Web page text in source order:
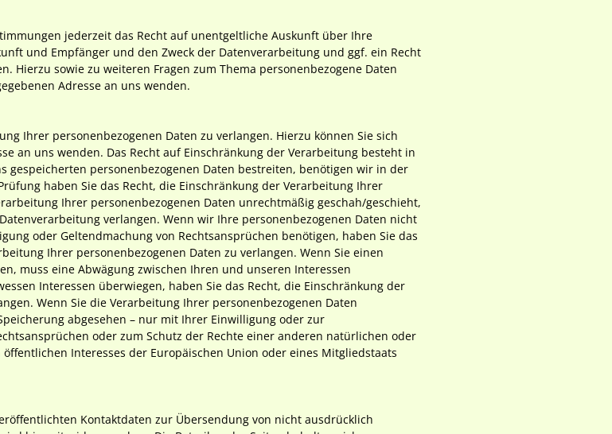
jederzeit das Recht auf unentgeltliche Auskunft über Ihre
und Empfänger und den Zweck der Datenverarbeitung und ggf. ein Recht
Hierzu sowie zu weiteren Fragen zum Thema personenbezogene Daten
Adresse an uns wenden.
Ihrer personenbezogenen Daten zu verlangen. Hierzu können Sie sich
an uns wenden. Das Recht auf Einschränkung der Verarbeitung besteht in
gespeicherten personenbezogenen Daten bestreiten, benötigen wir in der
haben Sie das Recht, die Einschränkung der Verarbeitung Ihrer
Ihrer personenbezogenen Daten unrechtmäßig geschah/geschieht,
verlangen. Wenn wir Ihre personenbezogenen Daten nicht
oder Geltendmachung von Rechtsansprüchen benötigen, haben Sie das
Ihrer personenbezogenen Daten zu verlangen. Wenn Sie einen
muss eine Abwägung zwischen Ihren und unseren Interessen
Interessen überwiegen, haben Sie das Recht, die Einschränkung der
Wenn Sie die Verarbeitung Ihrer personenbezogenen Daten
abgesehen – nur mit Ihrer Einwilligung oder zur
oder zum Schutz der Rechte einer anderen natürlichen oder
Interesses der Europäischen Union oder eines Mitgliedstaats
Kontaktdaten zur Übersendung von nicht ausdrücklich